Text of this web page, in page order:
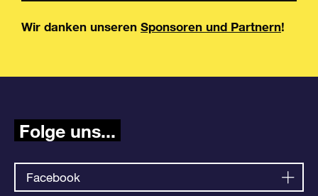
Wir danken unseren Sponsoren und Partnern!
Folge uns...
Facebook